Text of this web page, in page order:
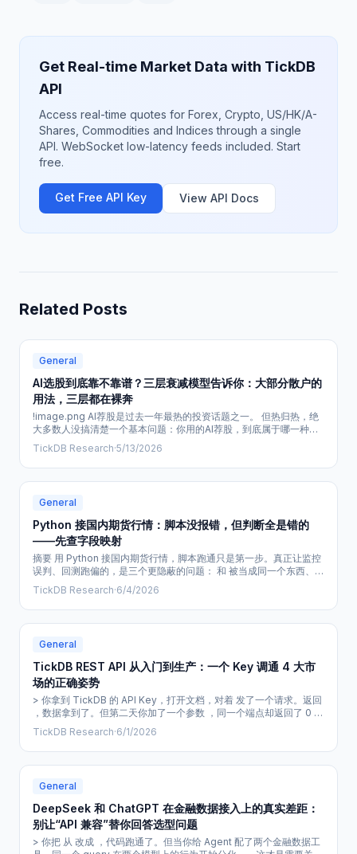
Get Real-time Market Data with TickDB
API
Access real-time quotes for Forex, Crypto, US/HK/A-
Shares, Commodities and Indices through a single
API. WebSocket low-latency feeds included. Start
free.
Get Free API Key View API Docs
Related Posts
General
AI选股到底靠不靠谱？三层衰减模型告诉你：大部分散户的
用法，三层都在裸奔
!image.png AI荐股是过去一年最热的投资话题之一。 但热归热，绝
大多数人没搞清楚一个基本问题：你用的AI荐股，到底属于哪一种？
市面上的“AI选股”实际上是三种从底层就完全不同的东西：
!image.png | 类型 | 实际在干什么 | 散户怎么接触的 | 真正风险 | | :--
- | :--- | :--- | :--- | | ① 伪AI（非法荐股） | 后台人工喊单或假交易
平台
TickDB Research·5/13/2026
General
Python 接国内期货行情：脚本没报错，但判断全是错的
——先查字段映射
摘要 用 Python 接国内期货行情，脚本跑通只是第一步。真正让监控
误判、回测跑偏的，是三个更隐蔽的问题： 和 被当成同一个东西、
段结构与审核事实库核验，用一张接口对照表、一段字段归一化示例
和异步处理边界说明，帮你把这几个坑一次踩实。 一、脚本跑通了，
但判断总是错 你写了一个 Python 脚本，接上国内期货行情，打算监
TickDB Research·6/4/2026
General
TickDB REST API 从入门到生产：一个 Key 调通 4 大市
场的正确姿势
> 你拿到 TickDB 的 API Key，打开文档，对着 发了一个请求。返回
，数据拿到了。但第二天你加了一个参数 ，同一个端点却返回了 0 条
结果——因为正确的值是 ，单数。文档没写错，只是你没注意到。这
种"文档不会提前告诉你"的细节，才是从入门到生产之间真正的路。
一、你在接入行情 REST API 时，真正卡住的地方 网上从来不缺"5 分
钟快速上手"的教程，但你照着跑通第一个请求之后，
TickDB Research·6/1/2026
General
DeepSeek 和 ChatGPT 在金融数据接入上的真实差距：
别让“API 兼容”替你回答选型问题
> 你把 从 改成 ，代码跑通了。但当你给 Agent 配了两个金融数据工